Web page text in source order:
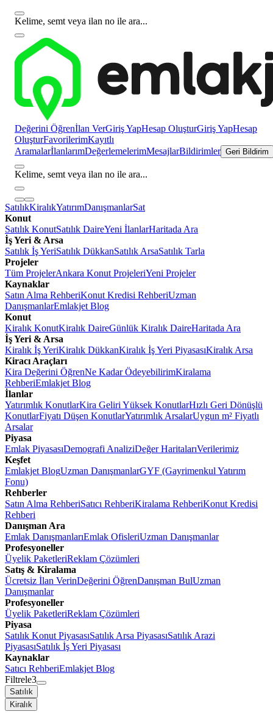
Kelime, semt veya ilan no ile ara...
Değerini Öğrenİlan VerGiriş YapHesap OluşturGiriş YapHesap
OluşturFavorilerimKayıtlı
AramalarİlanlarımDeğerlemelerimMesajlarBildirimler Geri Bildirim
Kelime, semt veya ilan no ile ara...
SatılıkKiralıkYatırımDanışmanlarSat
Konut
Satılık KonutSatılık DaireYeni İlanlarHaritada Ara
İş Yeri & Arsa
Satılık İş YeriSatılık DükkanSatılık ArsaSatılık Tarla
Projeler
Tüm ProjelerAnkara Konut ProjeleriYeni Projeler
Kaynaklar
Satın Alma RehberiKonut Kredisi RehberiUzman
DanışmanlarEmlakjet Blog
Konut
Kiralık KonutKiralık DaireGünlük Kiralık DaireHaritada Ara
İş Yeri & Arsa
Kiralık İş YeriKiralık DükkanKiralık İş Yeri PiyasasıKiralık Arsa
Kiracı Araçları
Kira Değerini ÖğrenNe Kadar ÖdeyebilirimKiralama
RehberiEmlakjet Blog
İlanlar
Yatırımlık KonutlarKira Geliri Yüksek KonutlarHızlı Geri Dönüşlü
KonutlarFiyatı Düşen KonutlarYatırımlık ArsalarUygun m² Fiyatlı
Arsalar
Piyasa
Emlak PiyasasıDemografi AnaliziDeğer HaritalarıVerilerimiz
Keşfet
Emlakjet BlogUzman DanışmanlarGYF (Gayrimenkul Yatırım
Fonu)
Rehberler
Satın Alma RehberiSatıcı RehberiKiralama RehberiKonut Kredisi
Rehberi
Danışman Ara
Emlak DanışmanlarıEmlak OfisleriUzman Danışmanlar
Profesyoneller
Üyelik PaketleriReklam Çözümleri
Satış & Kiralama
Ücretsiz İlan VerinDeğerini ÖğrenDanışman BulUzman
Danışmanlar
Profesyoneller
Üyelik PaketleriReklam Çözümleri
Piyasa
Satılık Konut PiyasasıSatılık Arsa PiyasasıSatılık Arazi
PiyasasıSatılık İş Yeri Piyasası
Kaynaklar
Satıcı RehberiEmlakjet Blog
Filtrele3
Satılık
Kiralık